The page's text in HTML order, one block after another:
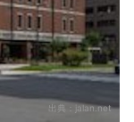
出典： jalan.net